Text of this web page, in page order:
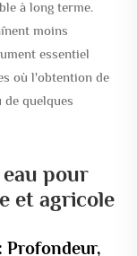
à long terme.
moins
essentiel
où l'obtention de
quelques
pour
et agricole
Profondeur,